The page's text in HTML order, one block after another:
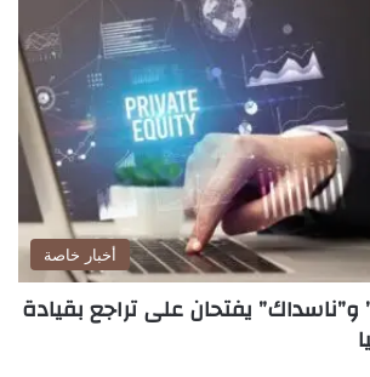
أخبار خاصة
و”ناسداك” يفتحان على تراجع بقيادة